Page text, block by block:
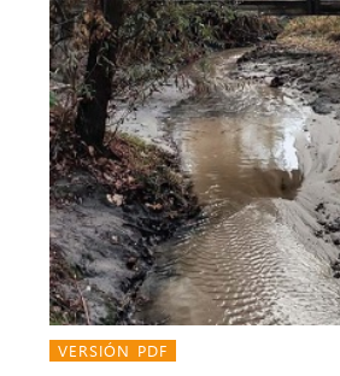
VERSIÓN PDF